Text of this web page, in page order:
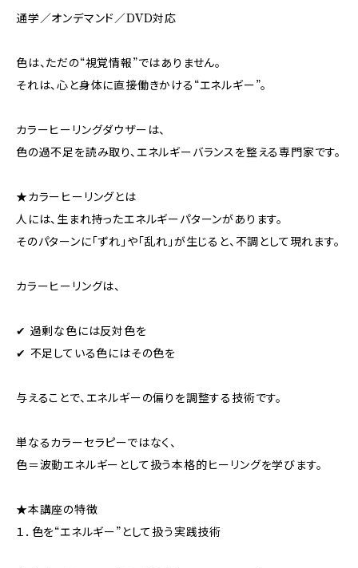
通学／オンデマンド／DVD対応
色は、ただの“視覚情報”ではありません。
それは、心と身体に直接働きかける“エネルギー”。
カラーヒーリングダウザーは、
色の過不足を読み取り、エネルギーバランスを整える専門家です。
★カラーヒーリングとは
人には、生まれ持ったエネルギーパターンがあります。
そのパターンに「ずれ」や「乱れ」が生じると、不調として現れます。
カラーヒーリングは、
✔ 過剰な色には反対色を
✔ 不足している色にはその色を
与えることで、エネルギーの偏りを調整する技術です。
単なるカラーセラピーではなく、
色＝波動エネルギーとして扱う本格的ヒーリングを学びます。
★本講座の特徴
１．色を“エネルギー”として扱う実践技術